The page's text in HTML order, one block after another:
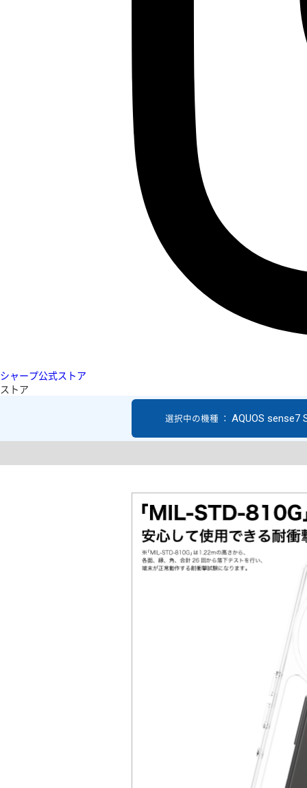
シャープ公式ストア
ストア
選択中の機種 ： AQUOS sense7